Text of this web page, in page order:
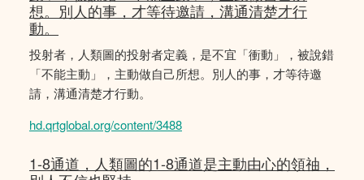
想。別人的事，才等待邀請，溝通清楚才行
動。
投射者，人類圖的投射者定義，是不宜「衝動」，被說錯
「不能主動」，主動做自己所想。別人的事，才等待邀
請，溝通清楚才行動。
hd.qrtglobal.org/content/3488
1-8通道，人類圖的1-8通道是主動由心的領䄂，